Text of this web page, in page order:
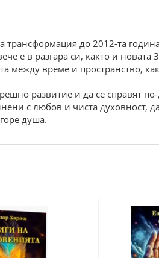
трансформация до 2012-та
е в разгара си, както и новата
между време и пространство,
развитие и да се справят
с любов и чиста духовност,
душа.